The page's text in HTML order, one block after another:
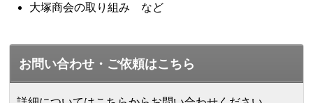
大塚商会の取り組み など
お問い合わせ・ご依頼はこちら